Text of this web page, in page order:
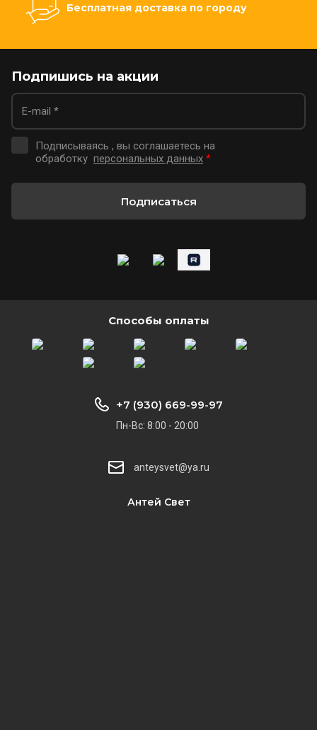
Бесплатная доставка по городу
Подпишись на акции
Подписываясь , вы соглашаетесь на
обработку персональных данных *
Подписаться
Способы оплаты
Антей Свет
+7 (930) 669-99-97
Пн-Вс: 8:00 - 20:00
anteysvet@ya.ru